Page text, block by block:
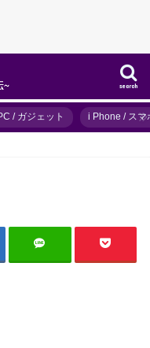
search
/ ガジェット i Phone / スマ